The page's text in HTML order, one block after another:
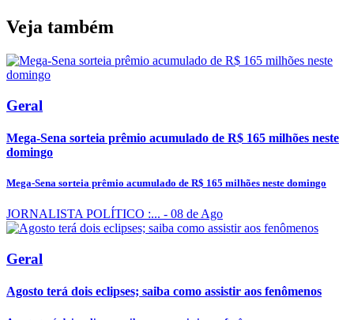
Veja também
Geral
Mega-Sena sorteia prêmio acumulado de R$ 165 milhões neste
domingo
Mega-Sena sorteia prêmio acumulado de R$ 165 milhões neste domingo
JORNALISTA POLÍTICO :... - 08 de Ago
Geral
Agosto terá dois eclipses; saiba como assistir aos fenômenos